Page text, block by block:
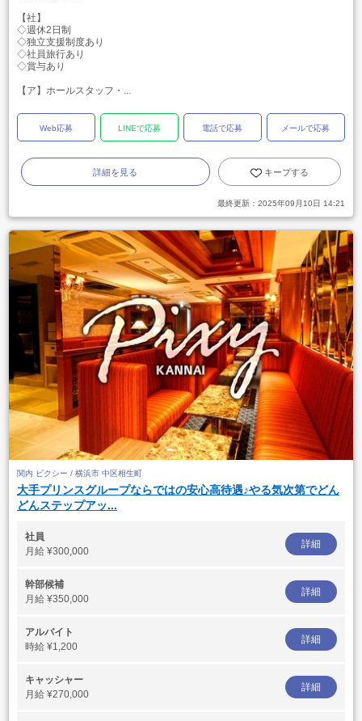
【社】
◇週休2日制
◇独立支援制度あり
◇社員旅行あり
◇賞与あり
【ア】ホールスタッフ・...
Web応募 LINEで応募 電話で応募 メールで応募
詳細を見る キープする
最終更新： 2025年09月10日 14:21
関内 ピクシー / 横浜市 中区相生町
大手プリンスグループならではの安心高待遇♪やる気次第でどん
どんステップアッ...
社員
月給 ¥300,000
詳細
幹部候補
月給 ¥350,000
詳細
アルバイト
時給 ¥1,200
詳細
キャッシャー
月給 ¥270,000
詳細